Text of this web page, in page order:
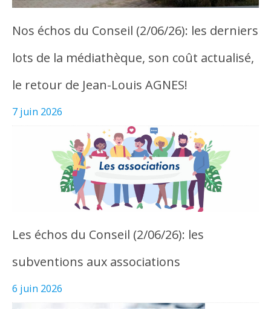
Nos échos du Conseil (2/06/26): les derniers
lots de la médiathèque, son coût actualisé,
le retour de Jean-Louis AGNES!
7 juin 2026
Les échos du Conseil (2/06/26): les
subventions aux associations
6 juin 2026